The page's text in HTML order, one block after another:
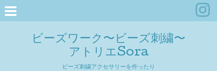
ビーズワーク〜ビーズ刺繍〜
アトリエSora
ビーズ刺繍アクセサリーを作ったり